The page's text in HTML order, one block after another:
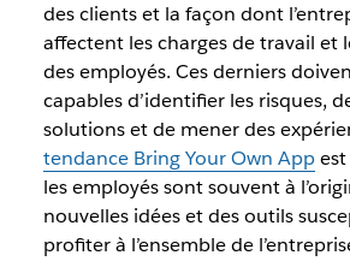
des clients et la façon dont
affectent les charges de travail et
des employés. Ces derniers
capables d’identifier les risques,
solutions et de mener des
tendance Bring Your Own Appest
les employés sont souvent à
nouvelles idées et des outils
profiter à l’ensemble de